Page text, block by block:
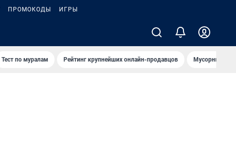
ПРОМОКОДЫ ИГРЫ
Тест по мурaлaм Рейтинг крупнейших онлайн-продавцов Мусорный